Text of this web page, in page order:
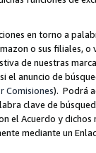
en torno a
o sus filiales,
de nuestras
el anuncio de
Comisiones). Podrá
clave de
el Acuerdo y
mediante un